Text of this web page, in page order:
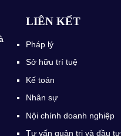
LIÊN KẾT
Pháp lý
Sở hữu trí tuệ
Kế toán
Nhân sự
Nội chính doanh nghiệp
Tư vấn quản trị và đầu tư